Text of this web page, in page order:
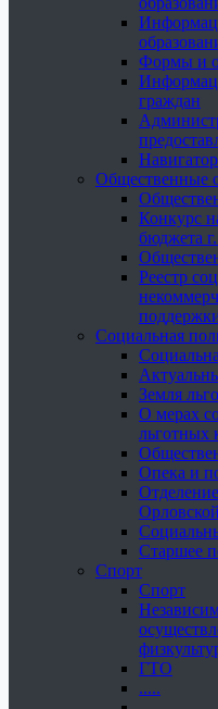
Формы и
граждан
Общественные
Конкурс
бюджета
Реестр
Социальная
Земля
О мерах
льготных
Опека и
Старшее
Спорт
Спорт
ГТО
.....